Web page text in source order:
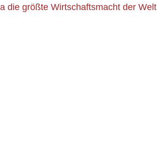
die größte Wirtschaftsmacht der Welt